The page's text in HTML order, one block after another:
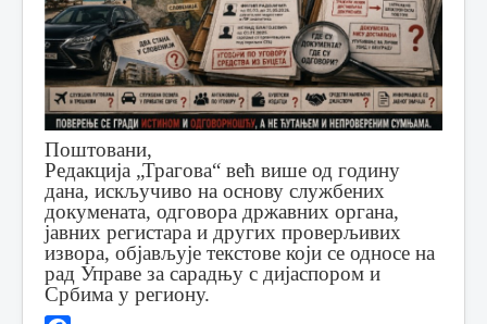
Поштовани,
Редакција „Трагова“ већ више од годину
дана, искључиво на основу службених
докумената, одговора државних органа,
јавних регистара и других проверљивих
извора, објављује текстове који се односе на
рад Управе за сарадњу с дијаспором и
Србима у региону.